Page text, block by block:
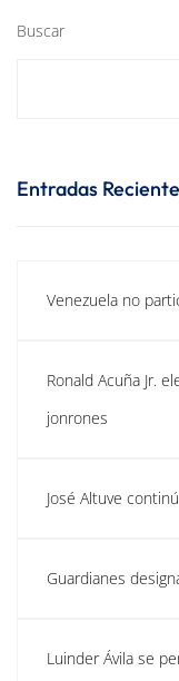
Buscar
Entradas
Venezuela no
Ronald Acuña Jr.
jonrones
José Altuve
Guardianes
Luinder Ávila se